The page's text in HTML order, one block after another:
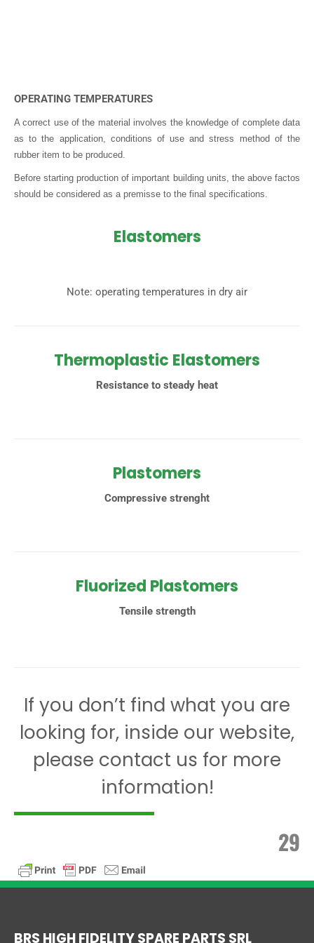
OPERATING TEMPERATURES
A correct use of the material involves the knowledge of complete data
as to the application, conditions of use and stress method of the
rubber item to be produced.
Before starting production of important building units, the above factos
should be considered as a premisse to the final specifications.
Elastomers
Note: operating temperatures in dry air
Thermoplastic Elastomers
Resistance to steady heat
Plastomers
Compressive strenght
Fluorized Plastomers
Tensile strength
If you don’t find what you are
looking for, inside our website,
please contact us for more
information!
29
BRS HIGH FIDELITY SPARE PARTS SRL